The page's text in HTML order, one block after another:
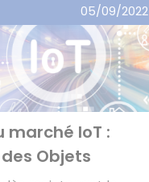
05/09/2022
marché IoT :
Objets